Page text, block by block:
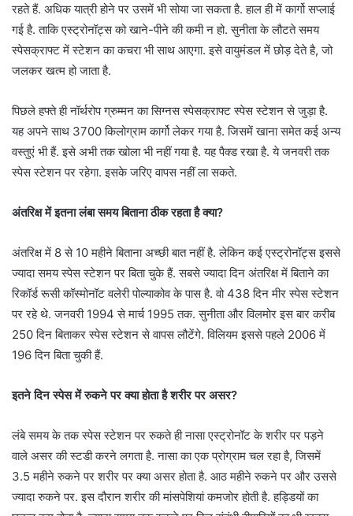
रहते हैं. अधिक यात्री होने पर उसमें भी सोया जा सकता है. हाल ही में कार्गो सप्लाई
गई है. ताकि एस्ट्रोनॉट्स को खाने-पीने की कमी न हो. सुनीता के लौटते समय
स्पेसक्राफ्ट में स्टेशन का कचरा भी साथ आएगा. इसे वायुमंडल में छोड़ देते है, जो
जलकर खत्म हो जाता है.
पिछले हफ्ते ही नॉर्थरोप ग्रुम्मन का सिग्नस स्पेसक्राफ्ट स्पेस स्टेशन से जुड़ा है.
यह अपने साथ 3700 किलोग्राम कार्गो लेकर गया है. जिसमें खाना समेत कई अन्य
वस्तुएं भी हैं. इसे अभी तक खोला भी नहीं गया है. यह पैक्ड रखा है. ये जनवरी तक
स्पेस स्टेशन पर रहेगा. इसके जरिए वापस नहीं ला सकते.
अंतरिक्ष में इतना लंबा समय बिताना ठीक रहता है क्या?
अंतरिक्ष में 8 से 10 महीने बिताना अच्छी बात नहीं है. लेकिन कई एस्ट्रोनॉट्स इससे
ज्यादा समय स्पेस स्टेशन पर बिता चुके हैं. सबसे ज्यादा दिन अंतरिक्ष में बिताने का
रिकॉर्ड रूसी कॉस्मोनॉट वलेरी पोल्याकोव के पास है. वो 438 दिन मीर स्पेस स्टेशन
पर रहे थे. जनवरी 1994 से मार्च 1995 तक. सुनीता और विलमोर इस बार करीब
250 दिन बिताकर स्पेस स्टेशन से वापस लौटेंगे. विलियम इससे पहले 2006 में
196 दिन बिता चुकी हैं.
इतने दिन स्पेस में रुकने पर क्या होता है शरीर पर असर?
लंबे समय के तक स्पेस स्टेशन पर रुकते ही नासा एस्ट्रोनॉट के शरीर पर पड़ने
वाले असर की स्टडी करने लगता है. नासा का एक प्रोग्राम चल रहा है, जिसमें
3.5 महीने रुकने पर शरीर पर क्या असर होता है. आठ महीने रुकने पर और उससे
ज्यादा रुकने पर. इस दौरान शरीर की मांसपेशियां कमजोर होती है. हड्डियों का